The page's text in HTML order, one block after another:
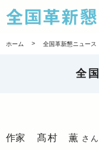
ホーム > 全国革新懇ニュース
全
作家 髙村 薫 さん